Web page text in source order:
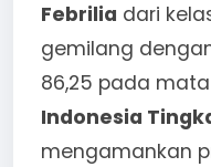
Febrilia dari
gemilang
86,25 pada
Indonesia
mengamankan